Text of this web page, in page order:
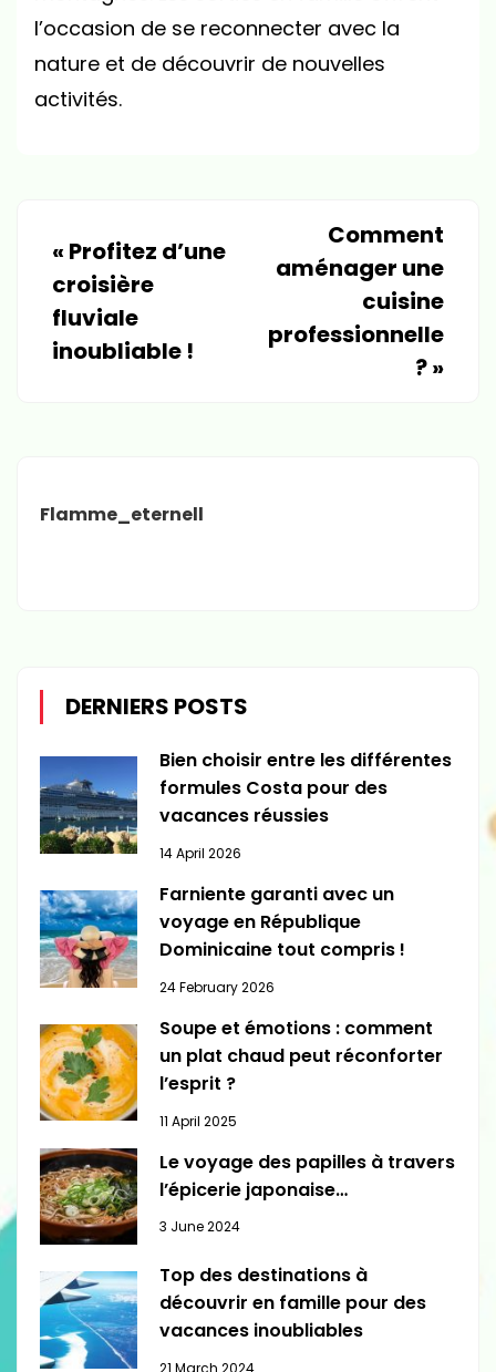
l’occasion de se reconnecter avec la
nature et de découvrir de nouvelles
activités.
« Profitez d’une
croisière
fluviale
inoubliable !
Comment
aménager une
cuisine
professionnelle
?»
Flamme_eternell
DERNIERS POSTS
Bien choisir entre les différentes
formules Costa pour des
vacances réussies
14 April 2026
Farniente garanti avec un
voyage en République
Dominicaine tout compris !
24 February 2026
Soupe et émotions : comment
un plat chaud peut réconforter
l’esprit ?
11 April 2025
Le voyage des papilles à travers
l’épicerie japonaise…
3 June 2024
Top des destinations à
découvrir en famille pour des
vacances inoubliables
21 March 2024